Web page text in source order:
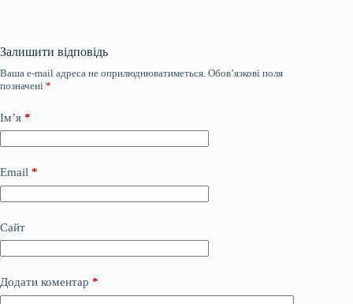
Залишити відповідь
Ваша e-mail адреса не оприлюднюватиметься. Обов’язкові поля
позначені *
Ім’я *
Email *
Сайт
Додати коментар *